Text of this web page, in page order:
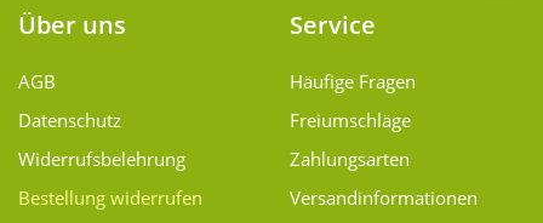
Über uns
AGB
Datenschutz
Widerrufsbelehrung
Bestellung widerrufen
Service
Häufige Fragen
Freiumschläge
Zahlungsarten
Versand­informationen